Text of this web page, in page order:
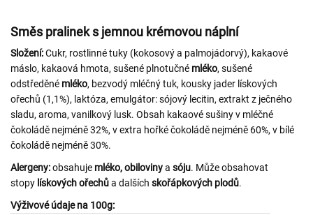
Směs pralinek s jemnou krémovou náplní
Složení:Cukr, rostlinné tuky (kokosový a palmojádorvý), kakaové
máslo, kakaová hmota, sušené plnotučné mléko, sušené
odstředěné mléko, bezvodý mléčný tuk, kousky jader lískových
ořechů (1,1%), laktóza, emulgátor: sójový lecitin, extrakt z ječného
sladu, aroma, vanilkový lusk. Obsah kakaové sušiny v mléčné
čokoládě nejméně 32%, v extra hořké čokoládě nejméně 60%, v bílé
čokoládě nejméně 30%.
Alergeny:obsahuje mléko,obilovinya sóju. Může obsahovat
stopy lískových ořechůa dalších skořápkových plodů.
Výživové údaje na 100g: